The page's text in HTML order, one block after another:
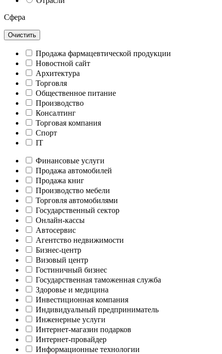
Сфера
Очистить
Продажа фармацевтической продукции
Новостной сайт
Архитектура
Торговля
Общественное питание
Производство
Консалтинг
Торговая компания
Спорт
IT
Финансовые услуги
Продажа автомобилей
Продажа книг
Производство мебели
Торговля автомобилями
Государственный сектор
Онлайн-кассы
Автосервис
Агентство недвижимости
Бизнес-центр
Визовый центр
Гостиничный бизнес
Государственная таможенная служба
Здоровье и медицина
Инвестиционная компания
Индивидуальный предприниматель
Инженерные услуги
Интернет-магазин подарков
Интернет-провайдер
Информационные технологии